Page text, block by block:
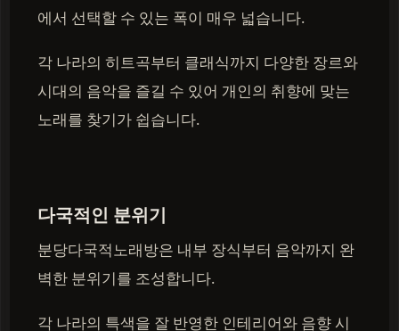
에서 선택할 수 있는 폭이 매우 넓습니다.
각 나라의 히트곡부터 클래식까지 다양한 장르와
시대의 음악을 즐길 수 있어 개인의 취향에 맞는
노래를 찾기가 쉽습니다.
다국적인 분위기
분당다국적노래방은 내부 장식부터 음악까지 완
벽한 분위기를 조성합니다.
각 나라의 특색을 잘 반영한 인테리어와 음향 시